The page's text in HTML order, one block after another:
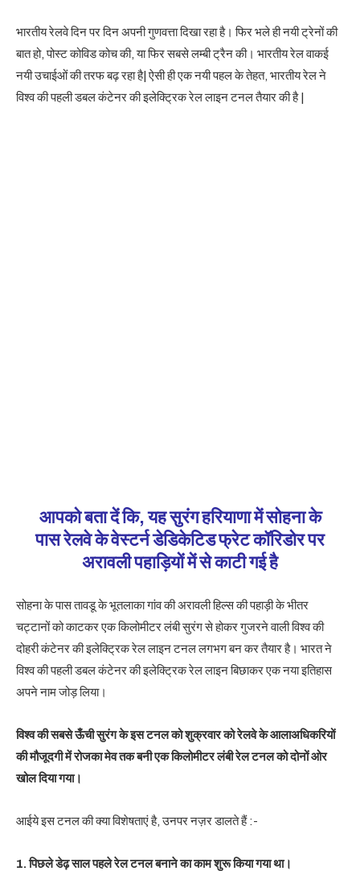
भारतीय रेलवे दिन पर दिन अपनी गुणवत्ता दिखा रहा है। फिर भले ही नयी ट्रेनों की
बात हो, पोस्ट कोविड कोच की, या फिर सबसे लम्बी ट्रैन की। भारतीय रेल वाकई
नयी उचाईओं की तरफ बढ़ रहा है| ऐसी ही एक नयी पहल के तेहत, भारतीय रेल ने
विश्व की पहली डबल कंटेनर की इलेक्ट्रिक रेल लाइन टनल तैयार की है |
आपको बता दें कि, यह सुरंग हरियाणा में सोहना के
पास रेलवे के वेस्टर्न डेडिकेटिड फ्रेट कॉरिडोर पर
अरावली पहाड़ियों में से काटी गई है
सोहना के पास तावडू के भूतलाका गांव की अरावली हिल्स की पहाड़ी के भीतर
चट्टानों को काटकर एक किलोमीटर लंबी सुरंग से होकर गुजरने वाली विश्व की
दोहरी कंटेनर की इलेक्ट्रिक रेल लाइन टनल लगभग बन कर तैयार है। भारत ने
विश्व की पहली डबल कंटेनर की इलेक्ट्रिक रेल लाइन बिछाकर एक नया इतिहास
अपने नाम जोड़ लिया।
विश्व की सबसे ऊँची सुरंग के इस टनल को शुक्रवार को रेलवे के आलाअधिकरियों
की मौजूदगी में रोजका मेव तक बनी एक किलोमीटर लंबी रेल टनल को दोनों ओर
खोल दिया गया।
आईये इस टनल की क्या विशेषताएं है, उनपर नज़र डालते हैं :-
1. पिछले डेढ़ साल पहले रेल टनल बनाने का काम शुरू किया गया था।